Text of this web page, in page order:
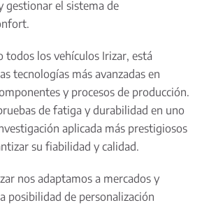
gestionar el sistema de
todos los vehículos Irizar, está
tecnologías más avanzadas en
y procesos de producción.
de fatiga y durabilidad en uno
aplicada más prestigiosos
su fiabilidad y calidad.
nos adaptamos a mercados y
posibilidad de personalización